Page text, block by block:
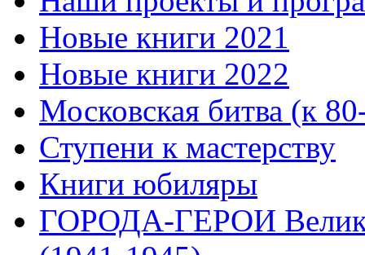
Новые книги 2021
Новые книги 2022
Московская битва (к
Ступени к мастерству
Книги юбиляры
ГОРОДА-ГЕРОИ